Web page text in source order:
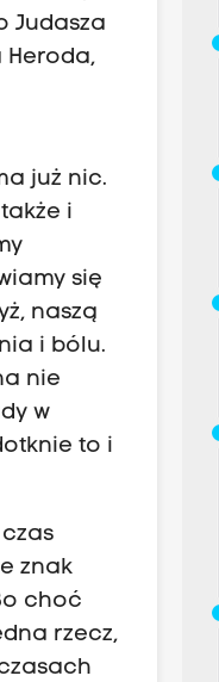
Judasza
Heroda,
już nic.
i
się
naszą
i bólu.
nie
w
to i
znak
choć
rzecz,